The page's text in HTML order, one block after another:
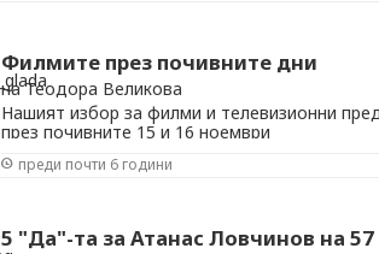
Филмите през почивните дни
на Теодора Великова
Нашият избор за филми и телевизионни
през почивните 15 и 16 ноември
преди почти 6 години
5 "Да"-та за Атанас Ловчинов на 57